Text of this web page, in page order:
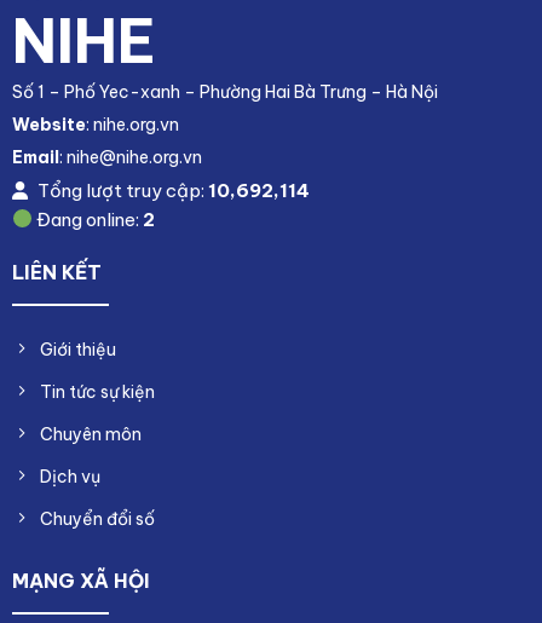
NIHE
Số 1 – Phố Yec-xanh – Phường Hai Bà Trưng – Hà Nội
Website: nihe.org.vn
Email: nihe@nihe.org.vn
Tổng lượt truy cập: 10,692,114
Đang online: 2
LIÊN KẾT
Giới thiệu
Tin tức sự kiện
Chuyên môn
Dịch vụ
Chuyển đổi số
MẠNG XÃ HỘI